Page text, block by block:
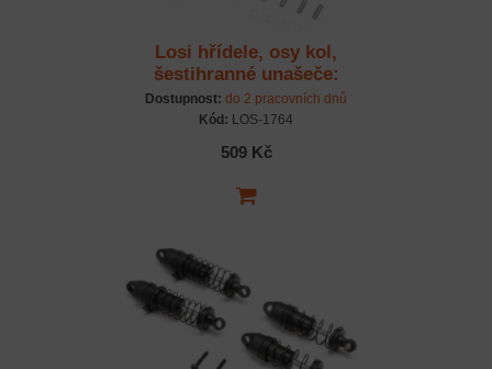
Losi hřídele, osy kol,
šestihranné unašeče:
Micro-B
Dostupnost: do 2 pracovních dnů
Kód: LOS-1764
509 Kč